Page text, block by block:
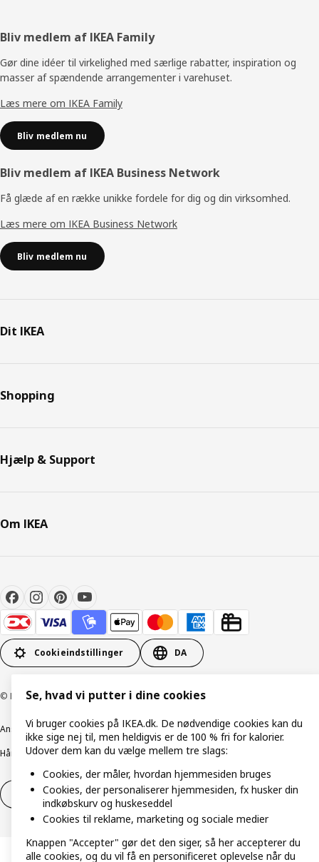
Footer
Bliv medlem af IKEA Family
Gør dine idéer til virkelighed med særlige rabatter, inspiration og
masser af spændende arrangementer i varehuset.
Læs mere om IKEA Family
Bliv medlem nu
Bliv medlem af IKEA Business Network
Få glæde af en række unikke fordele for dig og din virksomhed.
Læs mere om IKEA Business Network
Bliv medlem nu
Dit IKEA
Shopping
Hjælp & Support
Om IKEA
Cookieindstillinger DA
© Inter IKEA Systems B.V. 1999-2026
Ansvarlig rapporteringCookiepolitikDigital tilgængelighed
Håndtering af persondataSalgs- og leveringsbetingelser
Fortryd dit køb Fortryd dit køb af service
Se, hvad vi putter i dine cookies
Vi bruger cookies på IKEA.dk. De nødvendige cookies kan du
ikke sige nej til, men heldigvis er de 100 % fri for kalorier.
Udover dem kan du vælge mellem tre slags:
Cookies, der måler, hvordan hjemmesiden bruges
Cookies, der personaliserer hjemmesiden, fx husker din
indkøbskurv og huskeseddel
Cookies til reklame, marketing og sociale medier
Knappen "Accepter" gør det den siger, så her accepterer du
alle cookies, og du vil få en personificeret oplevelse når du